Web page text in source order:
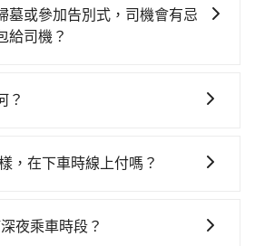
轉乘之平均每人花費為2,800元。
照的計程車僅有300多輛，計程車
表收費，看乘客是外地人便漫天
以比坐車快8分鐘，但卻要額外支
拼車共乘服務，最多可再節省
程限定200~400公里，超過還會
不等的費用。由於絕大多數的租
這金額比搭計程車便宜，但如果
合車行營業時間做租還動作，另
名理由而被額外收費，風險可謂
法提前預約，或偏好臨時叫車，
法計程車約340輛，計程車密度為
不是這麼好叫，建議事先做好規
論在價格或服務品質上，tripool
求進行選擇。此外，為確保您的
司機都是專業且可靠的職業駕
能更無後顧之憂。無論您是要前
得信任的不二選擇！
墓或參加告別式，司機會有忌
給司機？
過，如果您有其他特殊要求，例
要給司機紅包或小費，則可以由
？
錄每位司機每次服務的狀況以及
，在下車時線上付嗎？
付給司機就可以了。
夜乘車時段？